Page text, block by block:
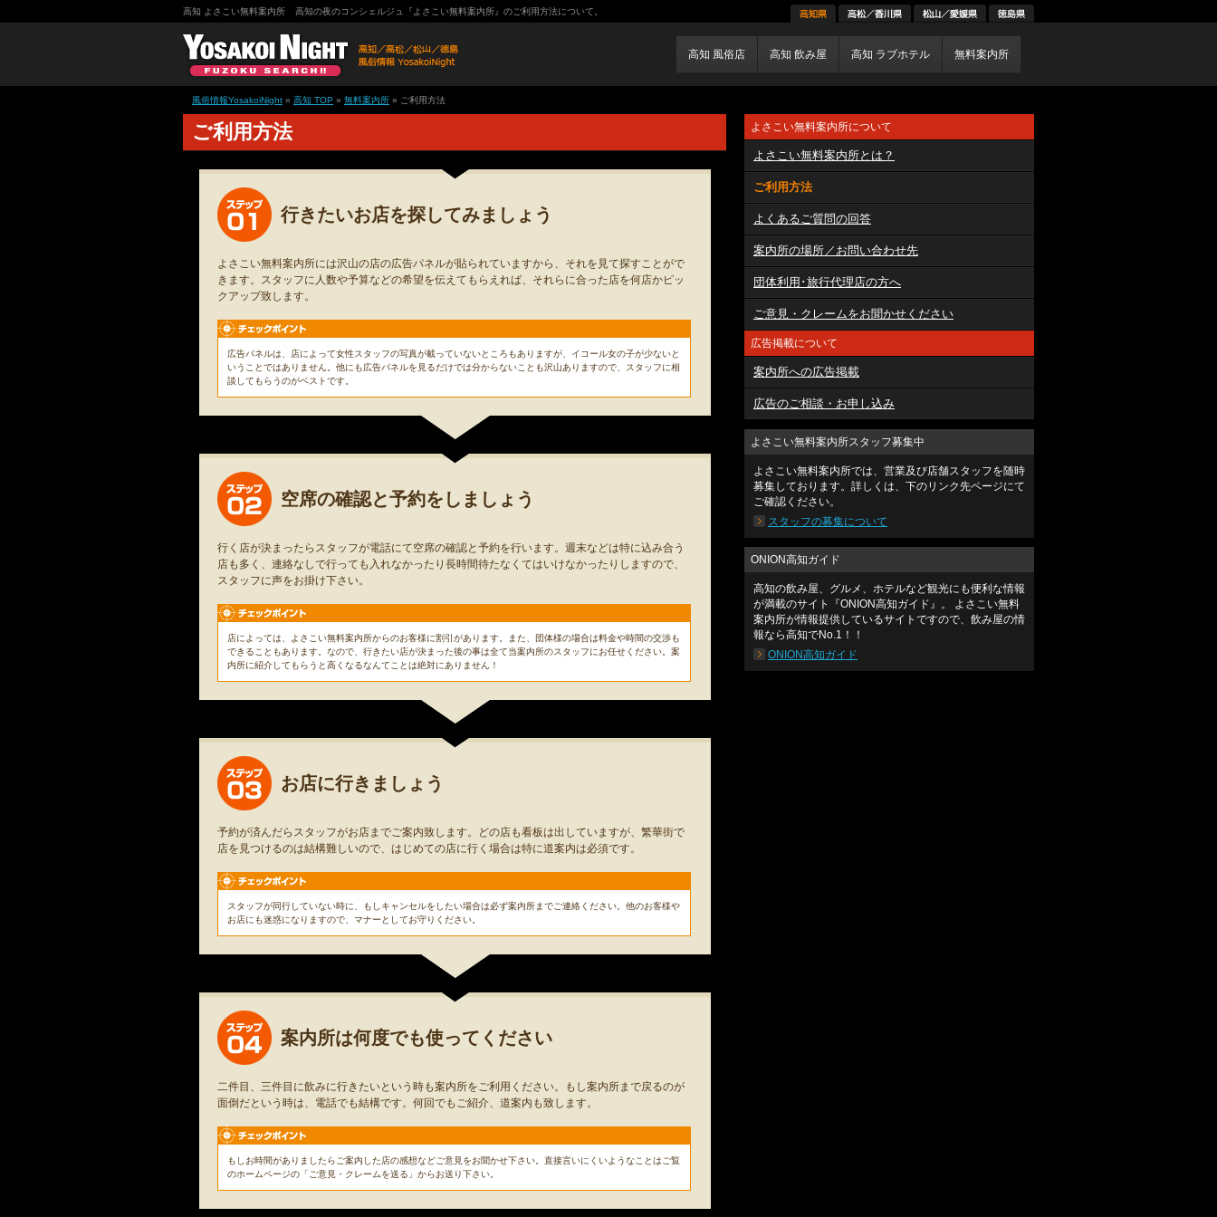
高知 よさこい無料案内所 高知の夜のコンシェルジュ『よさこい無料案内所』のご利用方法について。
高知 風俗店 高知 飲み屋 高知 ラブホテル 無料案内所
風俗情報YosakoiNight » 高知 TOP » 無料案内所 » ご利用方法
ご利用方法
行きたいお店を探してみましょう
よさこい無料案内所には沢山の店の広告パネルが貼られていますから、それを見て探すことがで
きます。スタッフに人数や予算などの希望を伝えてもらえれば、それらに合った店を何店かピッ
クアップ致します。
広告パネルは、店によって女性スタッフの写真が載っていないところもありますが、イコール女の子が少ないと
いうことではありません。他にも広告パネルを見るだけでは分からないことも沢山ありますので、スタッフに相
談してもらうのがベストです。
空席の確認と予約をしましょう
行く店が決まったらスタッフが電話にて空席の確認と予約を行います。週末などは特に込み合う
店も多く、連絡なしで行っても入れなかったり長時間待たなくてはいけなかったりしますので、
スタッフに声をお掛け下さい。
店によっては、よさこい無料案内所からのお客様に割引があります。また、団体様の場合は料金や時間の交渉も
できることもあります。なので、行きたい店が決まった後の事は全て当案内所のスタッフにお任せください。案
内所に紹介してもらうと高くなるなんてことは絶対にありません！
お店に行きましょう
予約が済んだらスタッフがお店までご案内致します。どの店も看板は出していますが、繁華街で
店を見つけるのは結構難しいので、はじめての店に行く場合は特に道案内は必須です。
スタッフが同行していない時に、もしキャンセルをしたい場合は必ず案内所までご連絡ください。他のお客様や
お店にも迷惑になりますので、マナーとしてお守りください。
案内所は何度でも使ってください
二件目、三件目に飲みに行きたいという時も案内所をご利用ください。もし案内所まで戻るのが
面倒だという時は、電話でも結構です。何回でもご紹介、道案内も致します。
もしお時間がありましたらご案内した店の感想などご意見をお聞かせ下さい。直接言いにくいようなことはご覧
のホームページの「ご意見・クレームを送る」からお送り下さい。
よさこい無料案内所について
よさこい無料案内所とは？
ご利用方法
よくあるご質問の回答
案内所の場所／お問い合わせ先
団体利用･旅行代理店の方へ
ご意見・クレームをお聞かせください
広告掲載について
案内所への広告掲載
広告のご相談・お申し込み
よさこい無料案内所スタッフ募集中
よさこい無料案内所では、営業及び店舗スタッフを随時
募集しております。詳しくは、下のリンク先ページにて
ご確認ください。
スタッフの募集について
ONION高知ガイド
高知の飲み屋、グルメ、ホテルなど観光にも便利な情報
が満載のサイト『ONION高知ガイド』。 よさこい無料
案内所が情報提供しているサイトですので、飲み屋の情
報なら高知でNo.1！！
ONION高知ガイド